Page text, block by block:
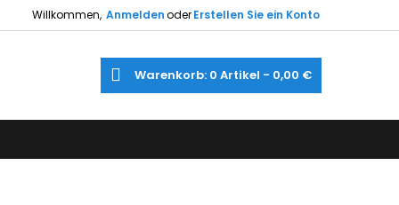
Willkommen, AnmeldenoderErstellen Sie ein Konto
Warenkorb 0 Artikel - 0,00 €